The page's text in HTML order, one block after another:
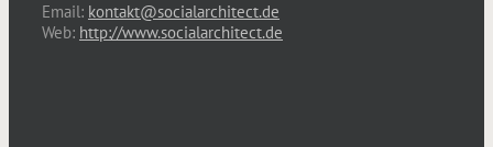
Email: kontakt@socialarchitect.de
Web: http://www.socialarchitect.de